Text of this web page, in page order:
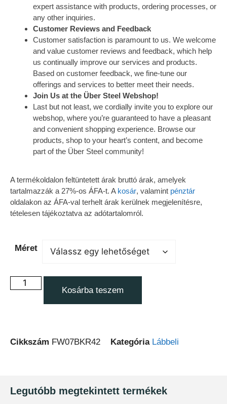
expert assistance with products, ordering processes, or
any other inquiries.
Customer Reviews and Feedback
Customer satisfaction is paramount to us. We welcome
and value customer reviews and feedback, which help
us continually improve our services and products.
Based on customer feedback, we fine-tune our
offerings and services to better meet their needs.
Join Us at the Über Steel Webshop!
Last but not least, we cordially invite you to explore our
webshop, where you’re guaranteed to have a pleasant
and convenient shopping experience. Browse our
products, shop to your heart’s content, and become
part of the Über Steel community!
A termékoldalon feltüntetett árak bruttó árak, amelyek
tartalmazzák a 27%-os ÁFA-t. A kosár, valamint pénztár
oldalakon az ÁFA-val terhelt árak kerülnek megjelenítésre,
tételesen tájékoztatva az adótartalomról.
Méret
Kosárba teszem
Cikkszám FW07BKR42 Kategória Lábbeli
Legutóbb megtekintett termékek